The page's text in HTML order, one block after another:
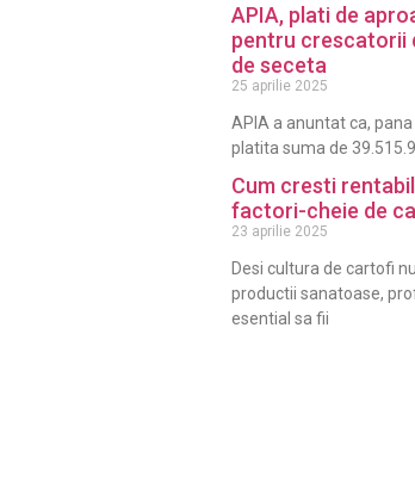
APIA, plati de
pentru crescatorii
de seceta
25 aprilie 2025
APIA a anuntat ca,
platita suma de
Cum cresti
factori-cheie de
23 aprilie 2025
Desi cultura de cartofi
productii sanatoase,
esential sa fii